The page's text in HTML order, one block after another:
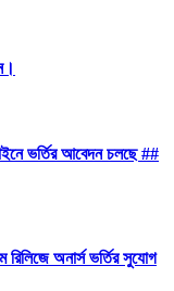
ভর্তির আবেদন চলছে ##
রিলিজে অনার্স ভর্তির সুযোগ